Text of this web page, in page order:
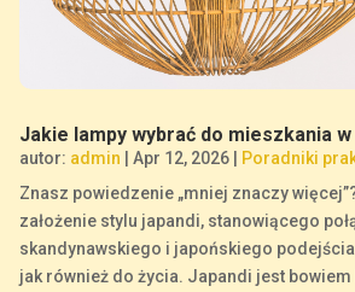
Jakie lampy wybrać do mieszkania
autor: admin Apr 12, 2026|
Poradniki
Znasz powiedzenie „mniej znaczy
założenie stylu japandi, stanowiącego
skandynawskiego i japońskiego
jak również do życia. Japandi jest